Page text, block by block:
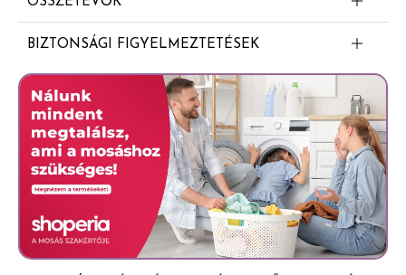
Aqua
Behentrimonium chloride
Distearyldimonium chloride
Argania spinosa kernel oil (argan oil)
Glycerin
Isopropyl alcohol
Sodium chloride
BIZTONSÁGI FIGYELMEZTETÉSEK
FIGYELMEZTETÉS: Gyermekektől elzárva tartandó. A
csomagolás apró részeket tartalmaz, amelyek
fulladásveszélyt okozhatnak. Kizárólag külsőleges
használatra.